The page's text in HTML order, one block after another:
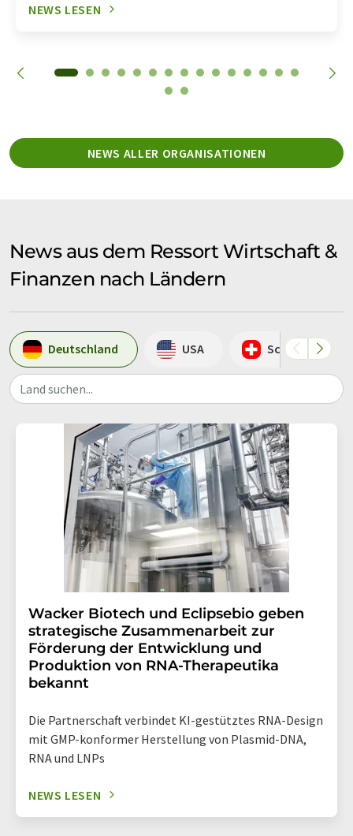
NEWS LESEN
NEWS ALLER ORGANISATIONEN
News aus dem Ressort Wirtschaft &
Finanzen nach Ländern
Deutschland USA Schweiz
Land suchen...
Wacker Biotech und Eclipsebio geben
strategische Zusammenarbeit zur
Förderung der Entwicklung und
Produktion von RNA-Therapeutika
bekannt
Die Partnerschaft verbindet KI-gestütztes RNA-Design
mit GMP-konformer Herstellung von Plasmid-DNA,
RNA und LNPs
NEWS LESEN